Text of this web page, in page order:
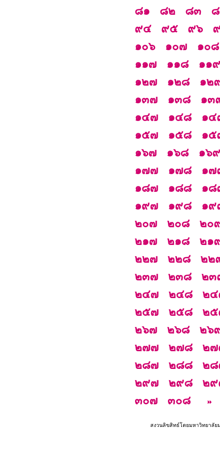
๘๑
๘๒ ๘๓
๙๔
๙๕ ๙๖
๑๐๖
๑๐๗
๑๐๘
๑๑๗
๑๑๘
๑๑๙
๑๒๗
๑๒๘
๑๒
๑๓๗
๑๓๘
๑๓
๑๔๗
๑๔๘
๑๔
๑๕๗
๑๕๘
๑๕
๑๖๗
๑๖๘
๑๖๙
๑๗๗
๑๗๘
๑๗
๑๘๗
๑๘๘
๑๘
๑๙๗
๑๙๘
๑๙
๒๐๗
๒๐๘
๒๐
๒๑๗
๒๑๘
๒๑
๒๒๗
๒๒๘
๒๒
๒๓๗
๒๓๘
๒๓
๒๔๗
๒๔๘
๒
๒๕๗
๒๕๘
๒
๒๖๗
๒๖๘
๒๖
๒๗๗
๒๗๘
๒
๒๘๗
๒๘๘
๒
๒๙๗
๒๙๘
๒
๓๐๗
๓๐๘
สงวนลิขสิทธ์โดยมหาวิทยาลั